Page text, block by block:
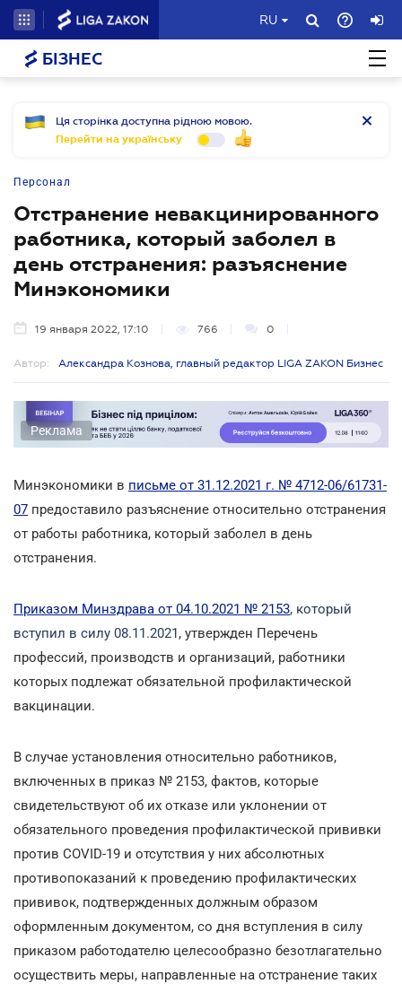
RU
БІЗНЕС
Ця сторінка доступна рідною мовою.
Перейти на українську
Персонал
Отстранение невакцинированного
работника, который заболел в
день отстранения: разъяснение
Минэкономики
19 января 2022, 17:10 766 0
Автор: Александра Кознова, главный редактор LIGA ZAKON Бизнес
Реклама
Минэкономики в письме от 31.12.2021 г. № 4712-06/61731-
07 предоставило разъяснение относительно отстранения
от работы работника, который заболел в день
отстранения.
Приказом Минздрава от 04.10.2021 № 2153, который
вступил в силу 08.11.2021, утвержден Перечень
профессий, производств и организаций, работники
которых подлежат обязательной профилактической
вакцинации.
В случае установления относительно работников,
включенных в приказ № 2153, фактов, которые
свидетельствуют об их отказе или уклонении от
обязательного проведения профилактической прививки
против COVID-19 и отсутствия у них абсолютных
противопоказаний к проведению профилактических
прививок, подтвержденных должным образом
оформленным документом, со дня вступления в силу
приказом работодателю целесообразно безотлагательно
осуществить меры, направленные на отстранение таких